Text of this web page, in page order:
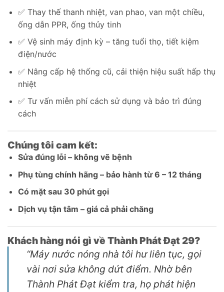
✅ Thay thế thanh nhiệt, van phao, van một chiều,
ống dẫn PPR, ống thủy tinh
✅ Vệ sinh máy định kỳ – tăng tuổi thọ, tiết kiệm
điện/nước
✅ Nâng cấp hệ thống cũ, cải thiện hiệu suất hấp thụ
nhiệt
✅ Tư vấn miễn phí cách sử dụng và bảo trì đúng
cách
Chúng tôi cam kết:
Sửa đúng lỗi – không vẽ bệnh
Phụ tùng chính hãng – bảo hành từ 6 – 12 tháng
Có mặt sau 30 phút gọi
Dịch vụ tận tâm – giá cả phải chăng
Khách hàng nói gì về Thành Phát Đạt 29?
“Máy nước nóng nhà tôi hư liên tục, gọi
vài nơi sửa không dứt điểm. Nhờ bên
Thành Phát Đạt kiểm tra, họ phát hiện